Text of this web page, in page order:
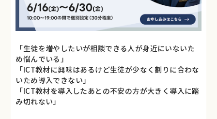
「生徒を増やしたいが相談できる人が身近にいないた
め悩んでいる」
「ICT教材に興味はあるけど生徒が少なく割りに合わな
いため導入できない」
「ICT教材を導入したあとの不安の方が大きく導入に踏
み切れない」